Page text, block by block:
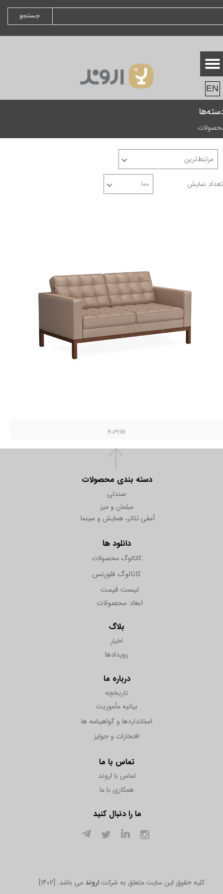
جستجو
EN
مرتبط‌ترین
تعداد نمایش ۱۰۰
4032W
دسته بندی محصولات
صندلی
مبلمان و میز
آمفی تئاتر، همایش و سینما
دانلود ها
کاتالوگ محصولات
کاتالوگ فلورنس
بلاگ
اخبار
رویدادها
درباره ما
تاریخچه
بیانیه مأموریت
استانداردها و گواهینامه ها
افتخارات و جوایز
تماس با ما
تماس با اروند
همکاری با ما
ما را دنبال کنید
ابعاد محصولات
لیست قیمت
[1402] .کلیه حقوق این سایت متعلق به شرکت اروندمی باشد